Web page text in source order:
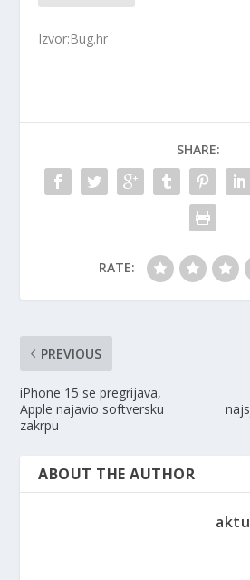
Izvor:Bug.hr
SHARE:
RATE:
PREVIOUS
iPhone 15 se pregrijava,
Apple najavio softversku
zakrpu
ABOUT THE AUTHOR